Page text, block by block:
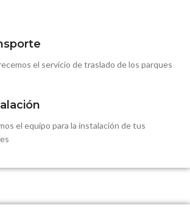
el servicio de traslado de los parques
el equipo para la instalación de tus